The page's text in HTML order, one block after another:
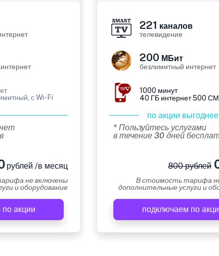
с Wi-Fi
рублей /в месяц
не включены
и оборудование
акции
221 каналов
телевидение
200 МБит
безлимитный интернет
1000 минут
40 ГБ интернет 500
по акции выгоднее
* Пользуйтесь услугами
в течение 30 дней
800 рублей
В стоимость тарифа
дополнительные услуги и
подключаем по